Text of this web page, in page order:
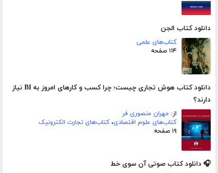
دانلود کتاب الجن
کتاب‌های علمی
۱۱۴ صفحه
دانلود کتاب هوش تجاری چیست؛ چرا کسب و‌ کارهای امروز به BI نیاز
دارند؟
از: مهران منصوری فر
کتاب‌های علوم اقتصادی، کتاب‌های تجارت الکترونیک
۱۹ صفحه
🎧 دانلود کتاب صوتی آن سوی خط